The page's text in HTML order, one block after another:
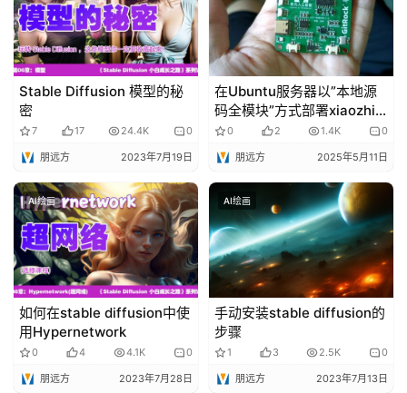
Stable Diffusion 模型的秘
密
7 17 24.4K 0
朋远方 2023年7月19日
在Ubuntu服务器以”本地源
码全模块”方式部署xiaozhi-
esp32-server
0 2 1.4K 0
朋远方 2025年5月11日
AI绘画
如何在stable diffusion中使
用Hypernetwork
0 4 4.1K 0
朋远方 2023年7月28日
AI绘画
手动安装stable diffusion的
步骤
1 3 2.5K 0
朋远方 2023年7月13日